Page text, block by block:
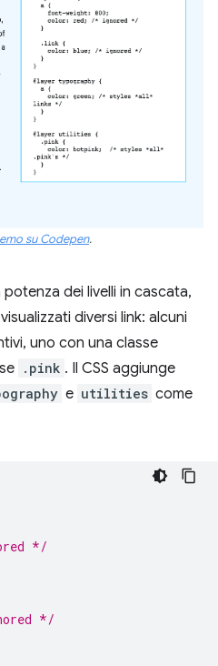
su Codepen.
dei livelli in cascata,
diversi link: alcuni
uno con una classe
.pink . Il CSS aggiunge
e utilities come
*/
*/